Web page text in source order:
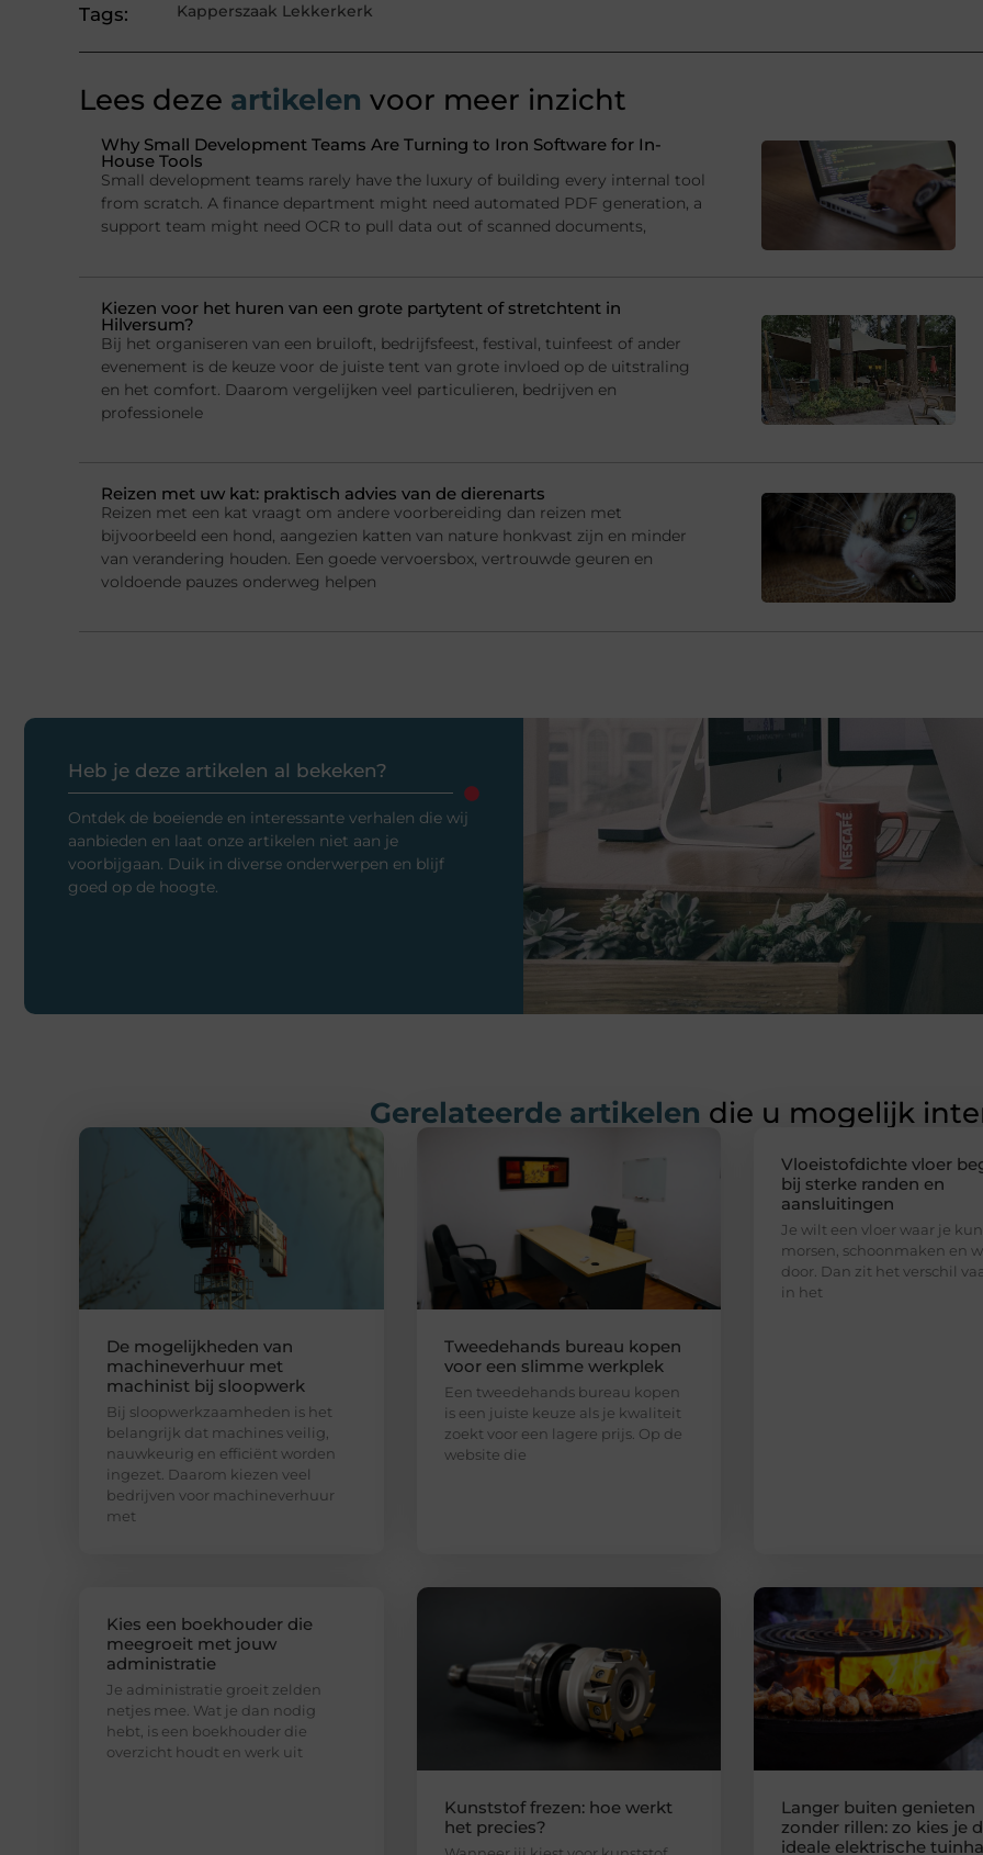
Tags: Kapperszaak Lekkerkerk
Lees deze artikelen voor meer inzicht
Why Small Development Teams Are Turning to Iron Software for In-
House Tools
Small development teams rarely have the luxury of building every internal tool
from scratch. A finance department might need automated PDF generation, a
support team might need OCR to pull data out of scanned documents,
Kiezen voor het huren van een grote partytent of stretchtent in
Hilversum?
Bij het organiseren van een bruiloft, bedrijfsfeest, festival, tuinfeest of ander
evenement is de keuze voor de juiste tent van grote invloed op de uitstraling
en het comfort. Daarom vergelijken veel particulieren, bedrijven en
professionele
Reizen met uw kat: praktisch advies van de dierenarts
Reizen met een kat vraagt om andere voorbereiding dan reizen met
bijvoorbeeld een hond, aangezien katten van nature honkvast zijn en minder
van verandering houden. Een goede vervoersbox, vertrouwde geuren en
voldoende pauzes onderweg helpen
Heb je deze artikelen al bekeken?
Ontdek de boeiende en interessante verhalen die wij
aanbieden en laat onze artikelen niet aan je
voorbijgaan. Duik in diverse onderwerpen en blijf
goed op de hoogte.
Gerelateerde artikelen die u mogelijk
De mogelijkheden van
machineverhuur met
machinist bij sloopwerk
Bij sloopwerkzaamheden is het
belangrijk dat machines veilig,
nauwkeurig en efficiënt worden
ingezet. Daarom kiezen veel
bedrijven voor machineverhuur
met
Tweedehands bureau kopen
voor een slimme werkplek
Een tweedehands bureau kopen
is een juiste keuze als je kwaliteit
zoekt voor een lagere prijs. Op de
website die
Vloeistofdichte vloer
bij sterke randen en
aansluitingen
Je wilt een vloer waar je
morsen, schoonmaken en
door. Dan zit het verschil
in het
Kies een boekhouder die
meegroeit met jouw
administratie
Je administratie groeit zelden
netjes mee. Wat je dan nodig
hebt, is een boekhouder die
overzicht houdt en werk uit
Kunststof frezen: hoe werkt
het precies?
Langer buiten genieten
zonder rillen: zo kies je
ideale elektrische